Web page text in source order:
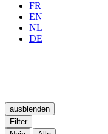
FR
EN
NL
DE
ausblenden
Filter